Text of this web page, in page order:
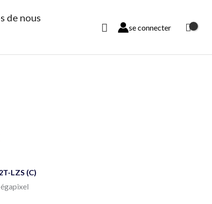
de nous
Rechercher
se connecter
LZS (C)